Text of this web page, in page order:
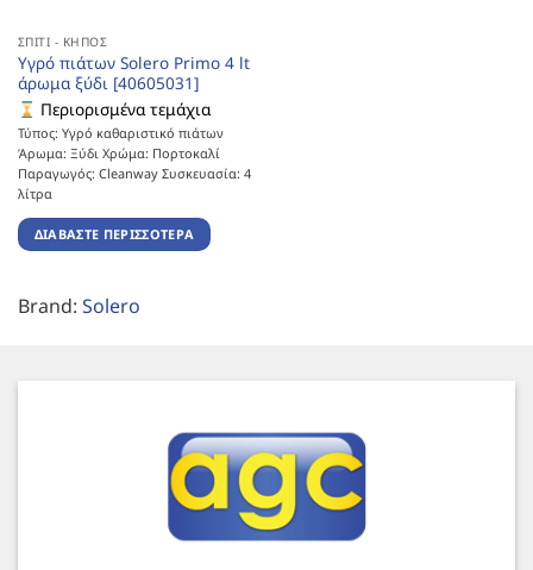
ΣΠΊΤΙ - ΚΉΠΟΣ
Υγρό πιάτων Solero Primo 4 lt
άρωμα ξύδι [40605031]
Περιορισμένα τεμάχια
Τύπος: Υγρό καθαριστικό πιάτων
Άρωμα: Ξύδι Χρώμα: Πορτοκαλί
Παραγωγός: Cleanway Συσκευασία: 4
λίτρα
ΔΙΑΒΆΣΤΕ ΠΕΡΙΣΣΌΤΕΡΑ
Brand: Solero